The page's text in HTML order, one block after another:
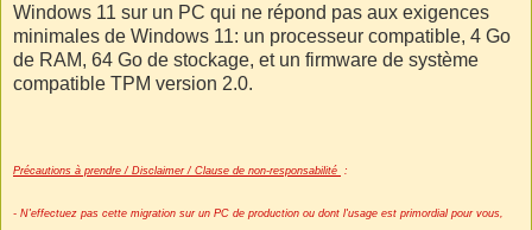
Windows 11 sur un PC qui ne répond pas aux exigences
minimales de Windows 11: un processeur compatible, 4 Go
de RAM, 64 Go de stockage, et un firmware de système
compatible TPM version 2.0.
Précautions à prendre / Disclaimer / Clause de non-responsabilité :
- N'effectuez pas cette migration sur un PC de production ou dont l'usage est primordial pour vous,